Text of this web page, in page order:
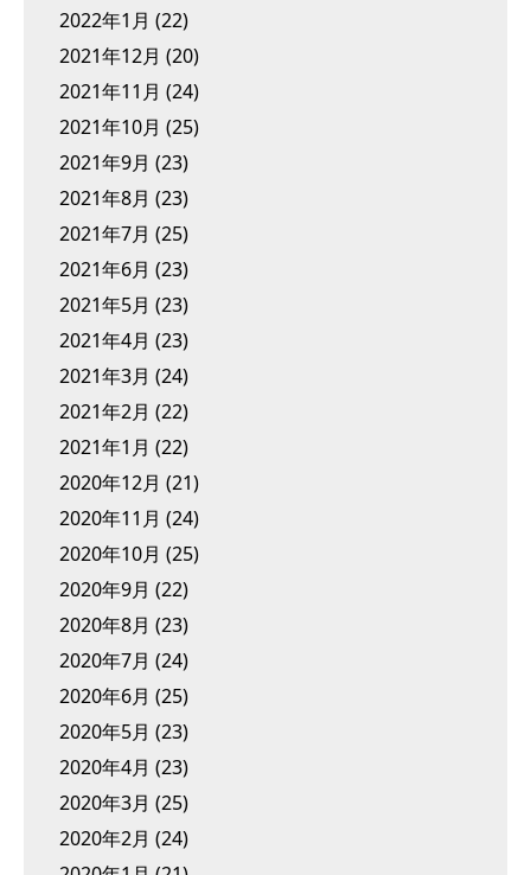
2022年1月 (22)
2021年12月 (20)
2021年11月 (24)
2021年10月 (25)
2021年9月 (23)
2021年8月 (23)
2021年7月 (25)
2021年6月 (23)
2021年5月 (23)
2021年4月 (23)
2021年3月 (24)
2021年2月 (22)
2021年1月 (22)
2020年12月 (21)
2020年11月 (24)
2020年10月 (25)
2020年9月 (22)
2020年8月 (23)
2020年7月 (24)
2020年6月 (25)
2020年5月 (23)
2020年4月 (23)
2020年3月 (25)
2020年2月 (24)